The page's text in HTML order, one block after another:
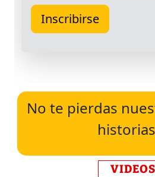
No te pierdas
historias
VIDEOS